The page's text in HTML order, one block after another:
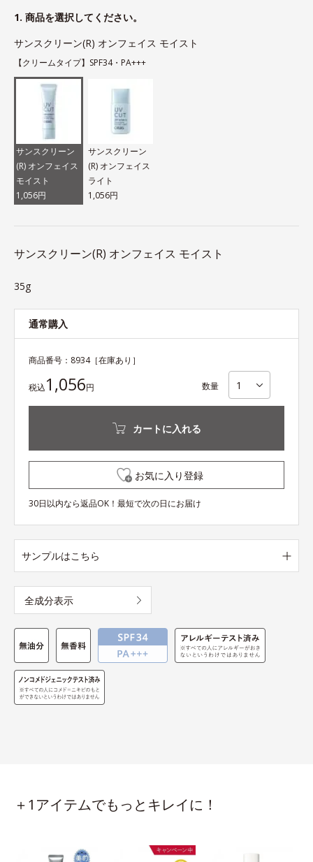
1. 商品を選択してください。
サンスクリーン(R) オンフェイス モイスト
【クリームタイプ】SPF34・PA+++
サンスクリーン
(R) オンフェイス
モイスト
1,056円
サンスクリーン
(R) オンフェイス
ライト
1,056円
サンスクリーン(R) オンフェイス モイスト
35g
通常購入
商品番号： 8934［在庫あり］
税込1,056円 数量
カートに入れる
お気に入り登録
30日以内なら返品OK！最短で次の日にお届け
サンプルはこちら
全成分表示
＋1アイテムでもっとキレイに！